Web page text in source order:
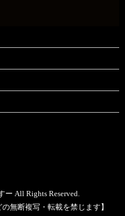
All Rights Reserved.
無断複写・転載を禁じます】